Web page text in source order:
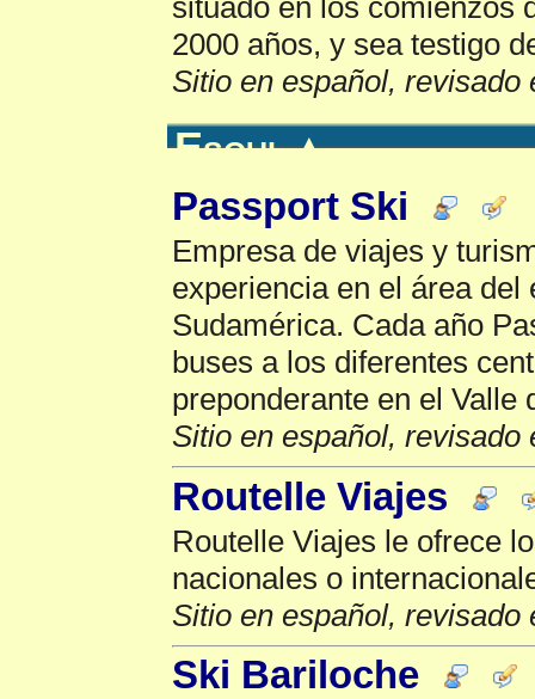
situado en los comienzos
2000 años, y sea testigo
Sitio en español, revisado
Esqui▲
Passport Ski
Empresa de viajes y
experiencia en el área del
Sudamérica. Cada año
buses a los diferentes
preponderante en el Valle
Sitio en español, revisado
Routelle Viajes
Routelle Viajes le ofrece
nacionales o
Sitio en español, revisado
Ski Bariloche